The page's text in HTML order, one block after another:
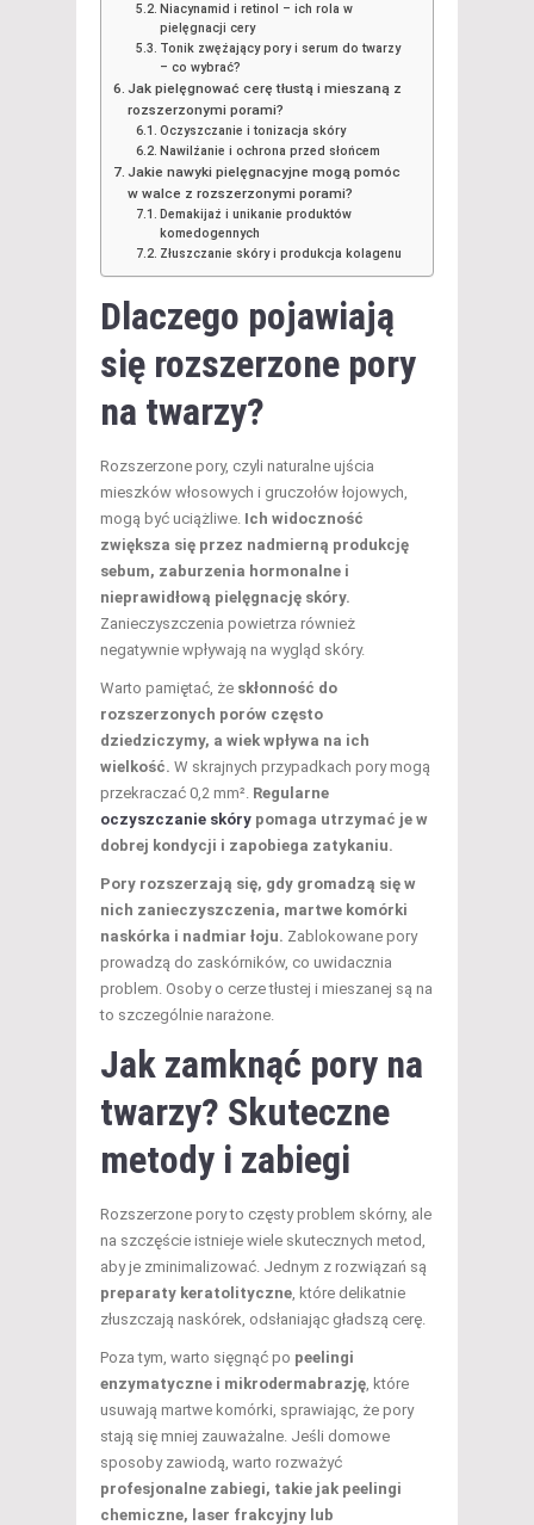
Niacynamid i retinol – ich rola w
pielęgnacji cery
Tonik zwężający pory i serum do twarzy
– co wybrać?
Jak pielęgnować cerę tłustą i mieszaną z
rozszerzonymi porami?
Oczyszczanie i tonizacja skóry
Nawilżanie i ochrona przed słońcem
Jakie nawyki pielęgnacyjne mogą pomóc
w walce z rozszerzonymi porami?
Demakijaż i unikanie produktów
komedogennych
Złuszczanie skóry i produkcja kolagenu
Dlaczego pojawiają
się rozszerzone pory
na twarzy?
Rozszerzone pory, czyli naturalne ujścia
mieszków włosowych i gruczołów łojowych,
mogą być uciążliwe. Ich widoczność
zwiększa się przez nadmierną produkcję
sebum, zaburzenia hormonalne i
nieprawidłową pielęgnację skóry.
Zanieczyszczenia powietrza również
negatywnie wpływają na wygląd skóry.
Warto pamiętać, że skłonność do
rozszerzonych porów często
dziedziczymy, a wiek wpływa na ich
wielkość. W skrajnych przypadkach pory mogą
przekraczać 0,2 mm². Regularne
oczyszczanie skóry pomaga utrzymać je w
dobrej kondycji i zapobiega zatykaniu.
Pory rozszerzają się, gdy gromadzą się w
nich zanieczyszczenia, martwe komórki
naskórka i nadmiar łoju. Zablokowane pory
prowadzą do zaskórników, co uwidacznia
problem. Osoby o cerze tłustej i mieszanej są na
to szczególnie narażone.
Jak zamknąć pory na
twarzy? Skuteczne
metody i zabiegi
Rozszerzone pory to częsty problem skórny, ale
na szczęście istnieje wiele skutecznych metod,
aby je zminimalizować. Jednym z rozwiązań są
preparaty keratolityczne, które delikatnie
złuszczają naskórek, odsłaniając gładszą cerę.
Poza tym, warto sięgnąć po peelingi
enzymatyczne i mikrodermabrazję, które
usuwają martwe komórki, sprawiając, że pory
stają się mniej zauważalne. Jeśli domowe
sposoby zawiodą, warto rozważyć
profesjonalne zabiegi, takie jak peelingi
chemiczne, laser frakcyjny lub